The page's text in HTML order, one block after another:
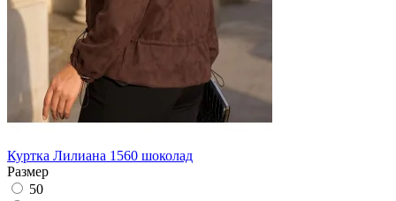
Куртка Лилиана 1560 шоколад
Размер
50